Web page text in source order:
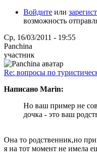
Войдите или
возможность
Ср, 16/03/2011 - 19:55
Panchina
участник
Re: вопросы по
Написано Marin:
Но ваш пример не
дочка - это ваш
Она то родственник,но
я на тот момент не имела